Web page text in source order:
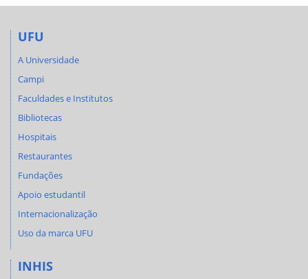
UFU
A Universidade
Campi
Faculdades e Institutos
Bibliotecas
Hospitais
Restaurantes
Fundações
Apoio estudantil
Internacionalização
Uso da marca UFU
INHIS